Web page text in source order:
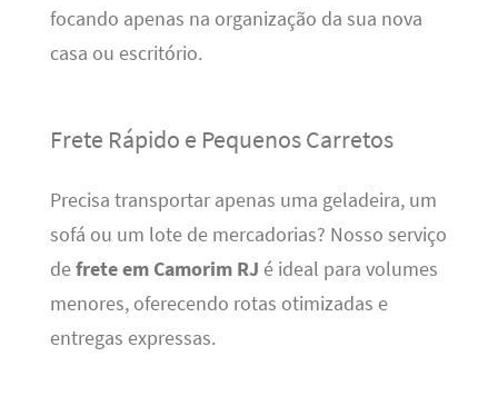
focando apenas na organização da sua nova
casa ou escritório.
Frete Rápido e Pequenos Carretos
Precisa transportar apenas uma geladeira, um
sofá ou um lote de mercadorias? Nosso serviço
defrete em Camorim RJ é ideal para volumes
menores, oferecendo rotas otimizadas e
entregas expressas.